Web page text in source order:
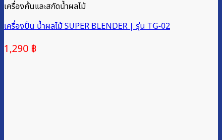
เครื่องคั้นและสกัดน้ำผลไม้
เครื่องปั่น น้ำผลไม้ SUPER BLENDER | รุ่น TG-02
1,290 ฿